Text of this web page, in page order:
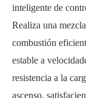
inteligente de
Realiza una
combustión
estable a
resistencia a la
ascenso,